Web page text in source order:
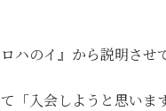
ハのイ』から説明させ
「入会しようと思い